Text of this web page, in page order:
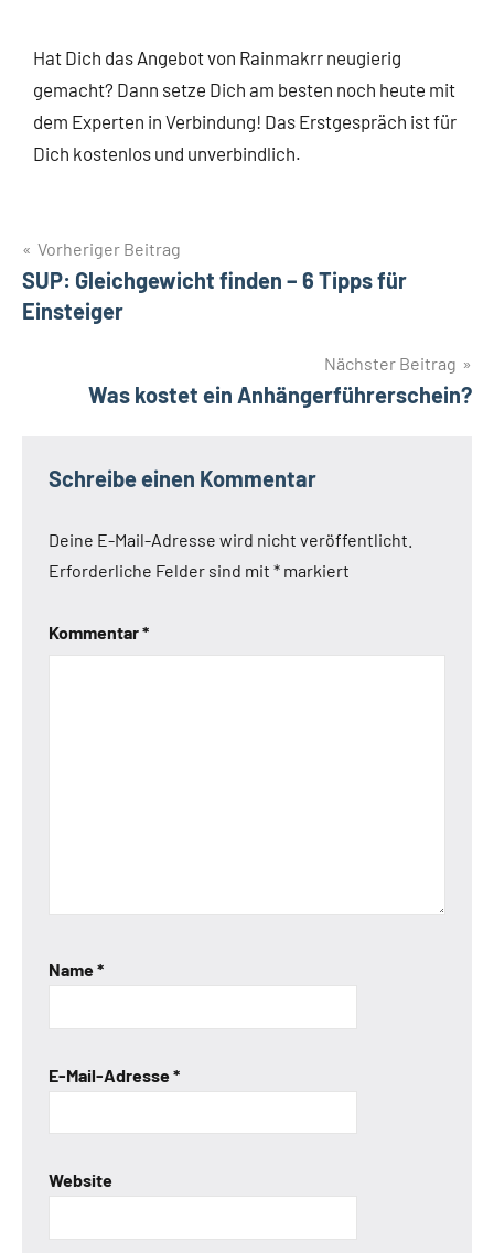
Hat Dich das Angebot von Rainmakrr neugierig
gemacht? Dann setze Dich am besten noch heute mit
dem Experten in Verbindung! Das Erstgespräch ist für
Dich kostenlos und unverbindlich.
Vorheriger Beitrag
SUP: Gleichgewicht finden – 6 Tipps für
Einsteiger
Nächster Beitrag
Was kostet ein Anhängerführerschein?
Schreibe einen Kommentar
Deine E-Mail-Adresse wird nicht veröffentlicht.
Erforderliche Felder sind mit * markiert
Kommentar*
Name*
E-Mail-Adresse*
Website